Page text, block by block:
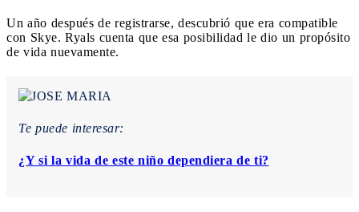
Un año después de registrarse, descubrió que era compatible
con Skye. Ryals cuenta que esa posibilidad le dio un propósito
de vida nuevamente.
Te puede interesar:
¿Y si la vida de este niño dependiera de ti?